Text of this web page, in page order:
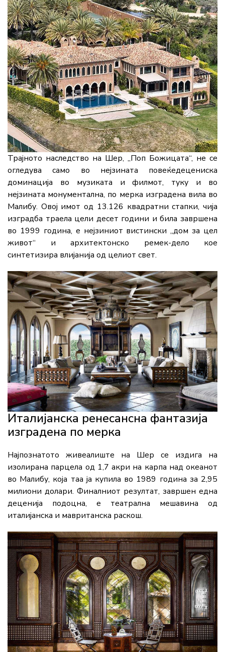
Трајното наследство на Шер, „Поп Божицата“, не се
огледува само во нејзината повеќедецениска
доминација во музиката и филмот, туку и во
нејзината монументална, по мерка изграденa вила во
Малибу. Овој имот од 13.126 квадратни стапки, чија
изградба траела цели десет години и била завршена
во 1999 година, е нејзиниот вистински „дом за цел
живот“ и архитектонско ремек-дело кое
синтетизира влијанија од целиот свет.
Италијанска ренесансна фантазија
изградена по мерка
Најпознатото живеалиште на Шер се издига на
изолирана парцела од 1,7 акри на карпа над океанот
во Малибу, која таа ја купила во 1989 година за 2,95
милиони долари. Финалниот резултат, завршен една
деценија подоцна, е театрална мешавина од
италијанска и мавританска раскош.